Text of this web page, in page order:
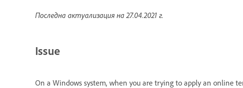
Последна актуализация на27.04.2021 г.
Issue
On a Windows system, when you are trying to apply an online